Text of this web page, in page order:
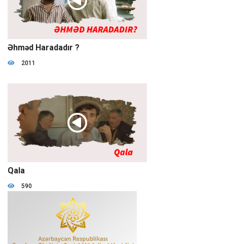
1:28:14
Əhməd Haradadır ?
2011
Qala
590